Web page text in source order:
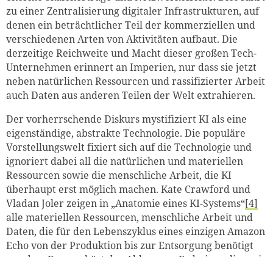
zu einer Zentralisierung digitaler Infrastrukturen, auf
denen ein beträchtlicher Teil der kommerziellen und
verschiedenen Arten von Aktivitäten aufbaut. Die
derzeitige Reichweite und Macht dieser großen Tech-
Unternehmen erinnert an Imperien, nur dass sie jetzt
neben natürlichen Ressourcen und rassifizierter Arbeit
auch Daten aus anderen Teilen der Welt extrahieren.
Der vorherrschende Diskurs mystifiziert KI als eine
eigenständige, abstrakte Technologie. Die populäre
Vorstellungswelt fixiert sich auf die Technologie und
ignoriert dabei all die natürlichen und materiellen
Ressourcen sowie die menschliche Arbeit, die KI
überhaupt erst möglich machen. Kate Crawford und
Vladan Joler zeigen in „Anatomie eines KI-Systems“[4]
alle materiellen Ressourcen, menschliche Arbeit und
Daten, die für den Lebenszyklus eines einzigen Amazon
Echo von der Produktion bis zur Entsorgung benötigt